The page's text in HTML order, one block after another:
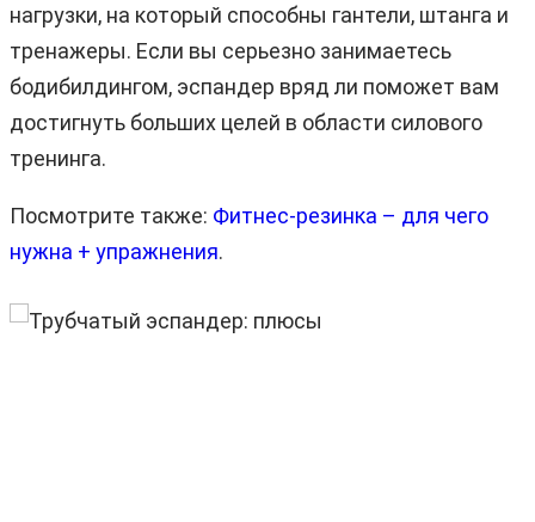
нагрузки, на который способны гантели, штанга и
тренажеры. Если вы серьезно занимаетесь
бодибилдингом, эспандер вряд ли поможет вам
достигнуть больших целей в области силового
тренинга.
Посмотрите также: Фитнес-резинка – для чего
нужна + упражнения.